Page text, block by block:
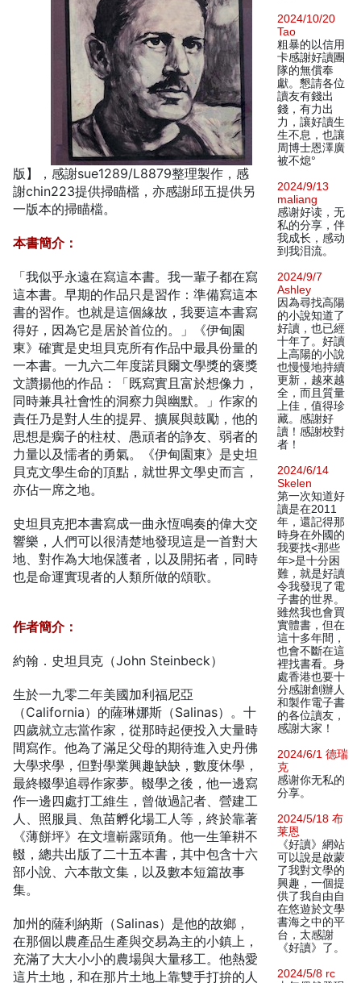
版】，感謝sue1289/L8879整理製作，感
謝chin223提供掃瞄檔，亦感謝邱五提供另
一版本的掃瞄檔。
本書簡介：
「我似乎永遠在寫這本書。我一輩子都在寫
這本書。早期的作品只是習作：準備寫這本
書的習作。也就是這個緣故，我要這本書寫
得好，因為它是居於首位的。」《伊甸園
東》確實是史坦貝克所有作品中最具份量的
一本書。一九六二年度諾貝爾文學獎的褒獎
文讚揚他的作品：「既寫實且富於想像力，
同時兼具社會性的洞察力與幽默。」作家的
責任乃是對人生的提昇、擴展與鼓勵，他的
思想是瘸子的柱杖、愚頑者的諍友、弱者的
力量以及懦者的勇氣。《伊甸園東》是史坦
貝克文學生命的頂點，就世界文學史而言，
亦佔一席之地。
史坦貝克把本書寫成一曲永恆鳴奏的偉大交
響樂，人們可以很清楚地發現這是一首對大
地、對作為大地保護者，以及開拓者，同時
也是命運實現者的人類所做的頌歌。
作者簡介：
約翰．史坦貝克（John Steinbeck）
生於一九零二年美國加利福尼亞
（California）的薩琳娜斯（Salinas）。十
四歲就立志當作家，從那時起便投入大量時
間寫作。他為了滿足父母的期待進入史丹佛
大學求學，但對學業興趣缺缺，數度休學，
最終輟學追尋作家夢。輟學之後，他一邊寫
作一邊四處打工維生，曾做過記者、營建工
人、照服員、魚苗孵化場工人等，終於靠著
《薄餅坪》在文壇嶄露頭角。他一生筆耕不
輟，總共出版了二十五本書，其中包含十六
部小說、六本散文集，以及數本短篇故事
集。
加州的薩利納斯（Salinas）是他的故鄉，
在那個以農產品生產與交易為主的小鎮上，
充滿了大大小小的農場與大量移工。他熱愛
這片土地，和在那片土地上靠雙手打拚的人
2024/10/20
Tao
粗暴的以信用
卡感謝好讀團
隊的無償奉
獻。懇請各位
讀友有錢出
錢，有力出
力，讓好讀生
生不息，也讓
周博士恩澤廣
被不熄°
2024/9/13
maliang
感谢好读，无
私的分享，伴
我成长，感动
到我泪流。
2024/9/7
Ashley
因為尋找高陽
的小說知道了
好讀，也已經
十年了。好讀
上高陽的小說
也慢慢地持續
更新，越來越
全，而且質量
上佳，值得珍
藏。感謝好
讀！感謝校對
者！
2024/6/14
Skelen
第一次知道好
讀是在2011
年，還記得那
時身在外國的
我要找<那些
年>是十分困
難，就是好讀
令我發現了電
子書的世界。
雖然我也會買
實體書，但在
這十多年間，
也會不斷在這
裡找書看。身
處香港也要十
分感謝創辦人
和製作電子書
的各位讀友，
感謝大家！
2024/6/1 德瑞
克
感谢你无私的
分享。
2024/5/18 布
莱恩
《好讀》網站
可以說是啟蒙
了我對文學的
興趣，一個提
供了我自由自
在悠遊於文學
書海之中的平
台，太感謝
《好讀》了。
2024/5/8 rc